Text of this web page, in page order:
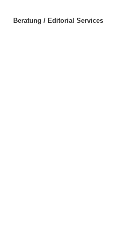
Beratung / Editorial Services